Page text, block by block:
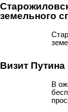
земельного
Визит
В